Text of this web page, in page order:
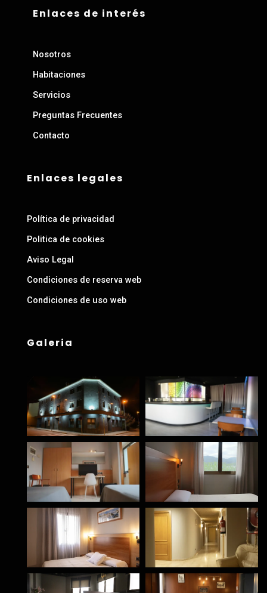
Enlaces de interés
Nosotros
Habitaciones
Servicios
Preguntas Frecuentes
Contacto
Enlaces legales
Política de privacidad
Politica de cookies
Aviso Legal
Condiciones de reserva web
Condiciones de uso web
Galeria